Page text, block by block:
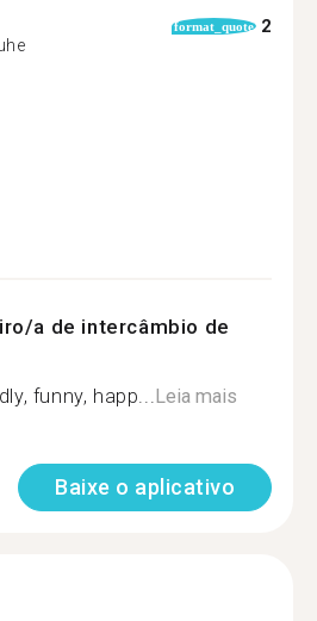
format_quote 2
a de intercâmbio de
funny, happ...Leia mais
Baixe o aplicativo